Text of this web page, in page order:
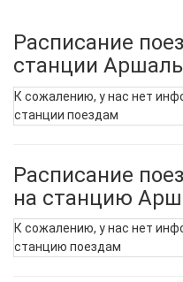
Расписание
станции
К сожалению, у нас нет
станции поездам
Расписание
на станцию
К сожалению, у нас нет
станцию поездам